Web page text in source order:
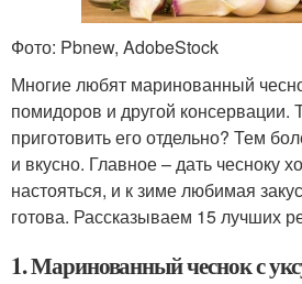
Фото: Pbnew, AdobeStock
Многие любят маринованный
помидоров и другой консервации.
приготовить его отдельно? Тем
и вкусно. Главное – дать чесноку
настояться, и к зиме любимая
готова. Рассказываем 15 лучших
1. Маринованный чеснок с